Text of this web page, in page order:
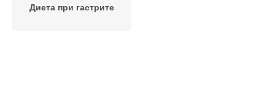
Диета при гастрите